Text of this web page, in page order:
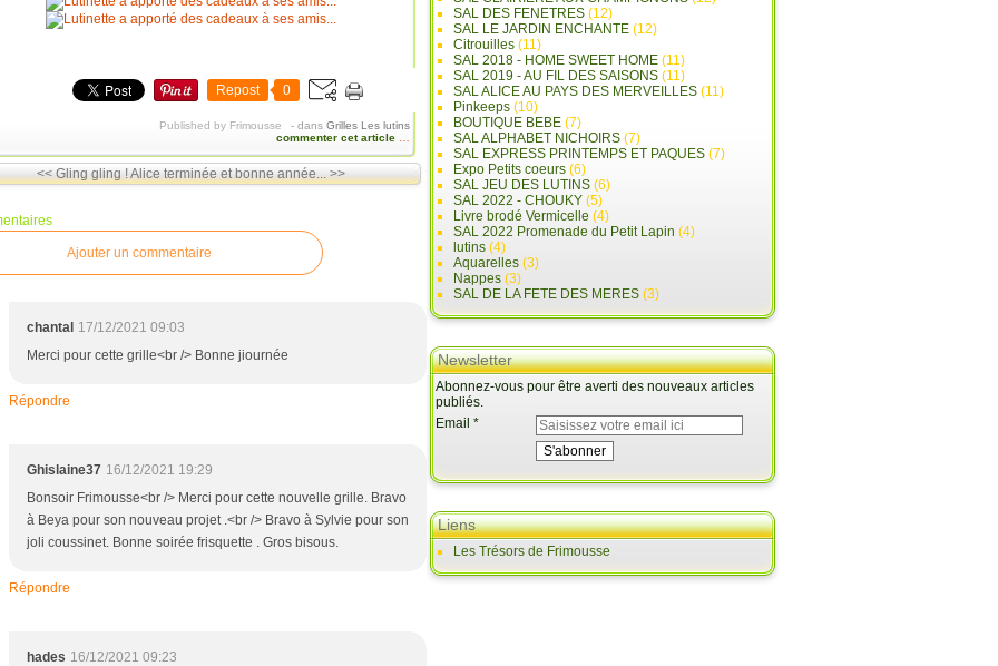
Repost 0
Published by Frimousse - dans Grilles Les lutins
commenter cet article
<< Gling gling !Alice terminée et bonne année... >>
Ajouter un commentaire
chantal 17/12/2021 09:03
Merci pour cette grille<br /> Bonne jiournée
Répondre
Ghislaine37 16/12/2021 19:29
Bonsoir Frimousse<br /> Merci pour cette nouvelle grille. Bravo
à Beya pour son nouveau projet .<br /> Bravo à Sylvie pour son
joli coussinet. Bonne soirée frisquette . Gros bisous.
Répondre
hades 16/12/2021 09:23
SAL DES FENETRES (12)
SAL LE JARDIN ENCHANTE (12)
Citrouilles (11)
SAL 2018 - HOME SWEET HOME (11)
SAL 2019 - AU FIL DES SAISONS (11)
SAL ALICE AU PAYS DES MERVEILLES (11)
Pinkeeps (10)
BOUTIQUE BEBE (7)
SAL ALPHABET NICHOIRS (7)
SAL EXPRESS PRINTEMPS ET PAQUES (7)
Expo Petits coeurs (6)
SAL JEU DES LUTINS (6)
SAL 2022 - CHOUKY (5)
Livre brodé Vermicelle (4)
SAL 2022 Promenade du Petit Lapin (4)
lutins (4)
Aquarelles (3)
Nappes (3)
SAL DE LA FETE DES MERES (3)
Newsletter
Abonnez-vous pour être averti des nouveaux articles
publiés.
Email
Liens
Les Trésors de Frimousse